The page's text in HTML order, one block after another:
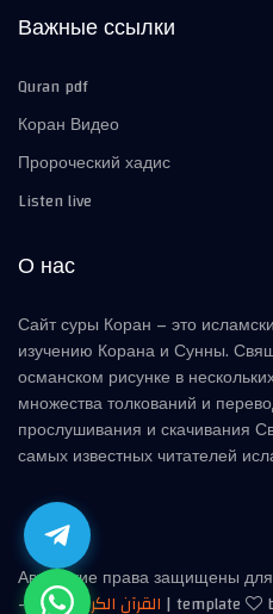
Важные ссылки
Quran pdf
Коран Видео
Пророческий хадис
Listen live
О нас
Сайт суры Коран – это
изучению Корана и Сунны.
османском рисунке в
множества толкований и
прослушивания и скачивания
самых известных читателей
Авторские права защищены
- 2026 القرآن الكريم | template